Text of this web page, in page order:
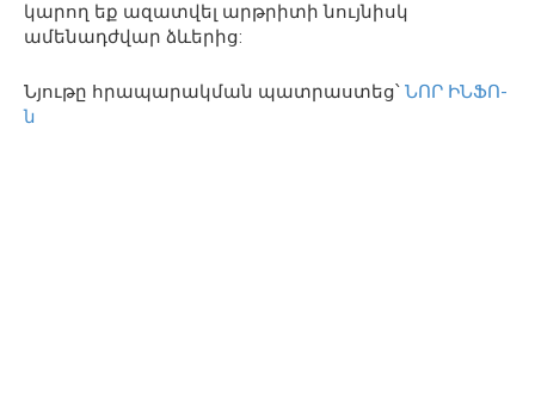
կարող եք ազատվել արթրիտի նույնիսկ
ամենադժվար ձևերից:
Նյութը հրապարակման պատրաստեց՝ ՆՈՐ ԻՆՖՈ-
ն